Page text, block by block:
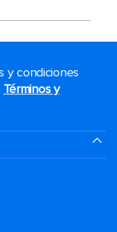
y condiciones
Términos y